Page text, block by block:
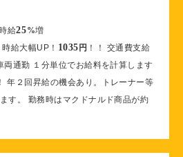
給25%増
給大幅UP！ 1035円 ！！ 交通費支給
通勤 １分単位でお給料を計算します
年２回昇給の機会あり。トレーナー等
す。 勤務時はマクドナルド商品が約